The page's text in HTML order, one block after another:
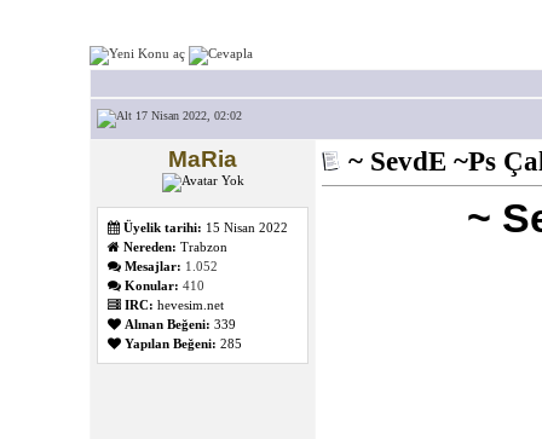
17 Nisan 2022, 02:02
MaRia
Üyelik tarihi: 15 Nisan 2022
Nereden: Trabzon
Mesajlar: 1.052
Konular: 410
IRC: hevesim.net
Alınan Beğeni: 339
Yapılan Beğeni: 285
~ SevdE ~Ps
~